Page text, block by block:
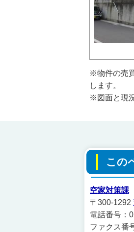
※物件の売
します。
※図面と現
この
空家対策課
〒300-1292
電話番号：
ファクス番